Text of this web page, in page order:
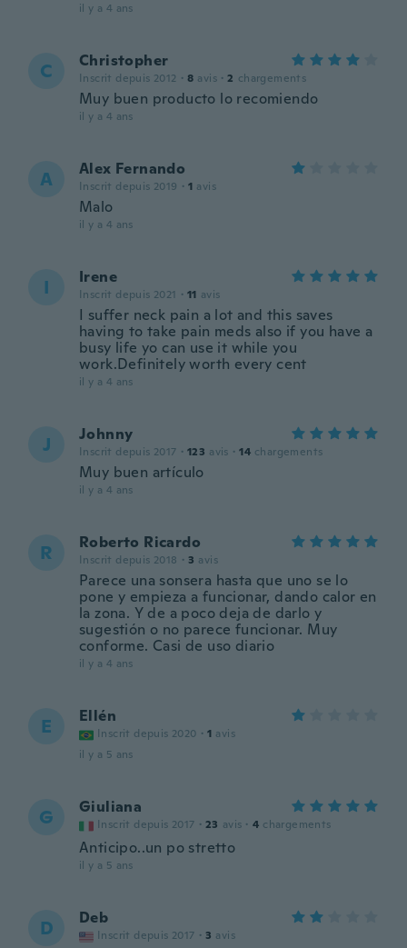
il y a 4 ans
C Christopher
Inscrit depuis 2012 · 8 avis · 2 chargements
Muy buen producto lo recomiendo
il y a 4 ans
A Alex Fernando
Inscrit depuis 2019 · 1 avis
Malo
il y a 4 ans
I Irene
Inscrit depuis 2021 · 11 avis
I suffer neck pain a lot and this saves
having to take pain meds also if you have a
busy life yo can use it while you
work.Definitely worth every cent
il y a 4 ans
J Johnny
Inscrit depuis 2017 · 123 avis · 14 chargements
Muy buen artículo
il y a 4 ans
R Roberto Ricardo
Inscrit depuis 2018 · 3 avis
Parece una sonsera hasta que uno se lo
pone y empieza a funcionar, dando calor en
la zona. Y de a poco deja de darlo y
sugestión o no parece funcionar. Muy
conforme. Casi de uso diario
il y a 4 ans
E Ellén
Inscrit depuis 2020 · 1 avis
il y a 5 ans
G Giuliana
Inscrit depuis 2017 · 23 avis · 4 chargements
Anticipo..un po stretto
il y a 5 ans
D Deb
Inscrit depuis 2017 · 3 avis